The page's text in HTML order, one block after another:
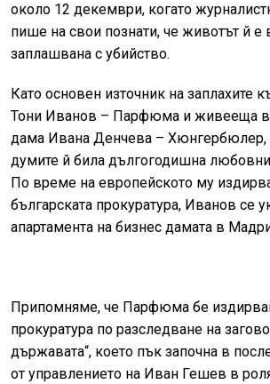
около 12 декември, когато
пише на свои познати, че животът й е
заплашвана с убийство.
Като основен източник на заплахите
Тони Иванов – Парфюма и живееща
дама Ивана Денчева – Хюнгербюлер,
думите й била дългогодишна
По време на европейското му
българската прокуратура, Иванов се
апартамента на бизнес дамата в
Припомняме, че Парфюма бе
прокуратура по разследване на
държавата“, което пък започна в
от управлението на Иван Гешев в